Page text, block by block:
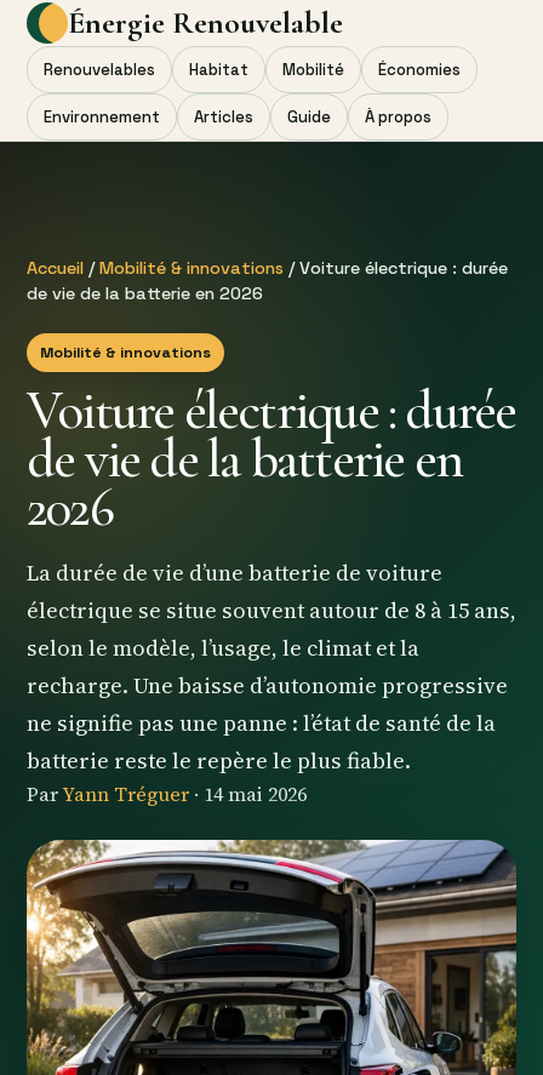
Énergie Renouvelable
Renouvelables Habitat Mobilité Économies
Environnement Articles Guide À propos
Accueil /Mobilité & innovations / Voiture électrique : durée
de vie de la batterie en 2026
Mobilité & innovations
Voiture électrique : durée
de vie de la batterie en
2026
La durée de vie d’une batterie de voiture
électrique se situe souvent autour de 8 à 15 ans,
selon le modèle, l’usage, le climat et la
recharge. Une baisse d’autonomie progressive
ne signifie pas une panne : l’état de santé de la
batterie reste le repère le plus fiable.
ParYann Tréguer · 14 mai 2026